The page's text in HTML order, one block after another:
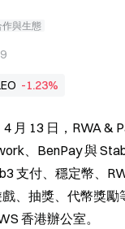
作與生態
-1.23%
月 13 日，RWA &
、BenPay 與
支付、穩定幣、
、抽獎、代幣獎
香港辦公室。